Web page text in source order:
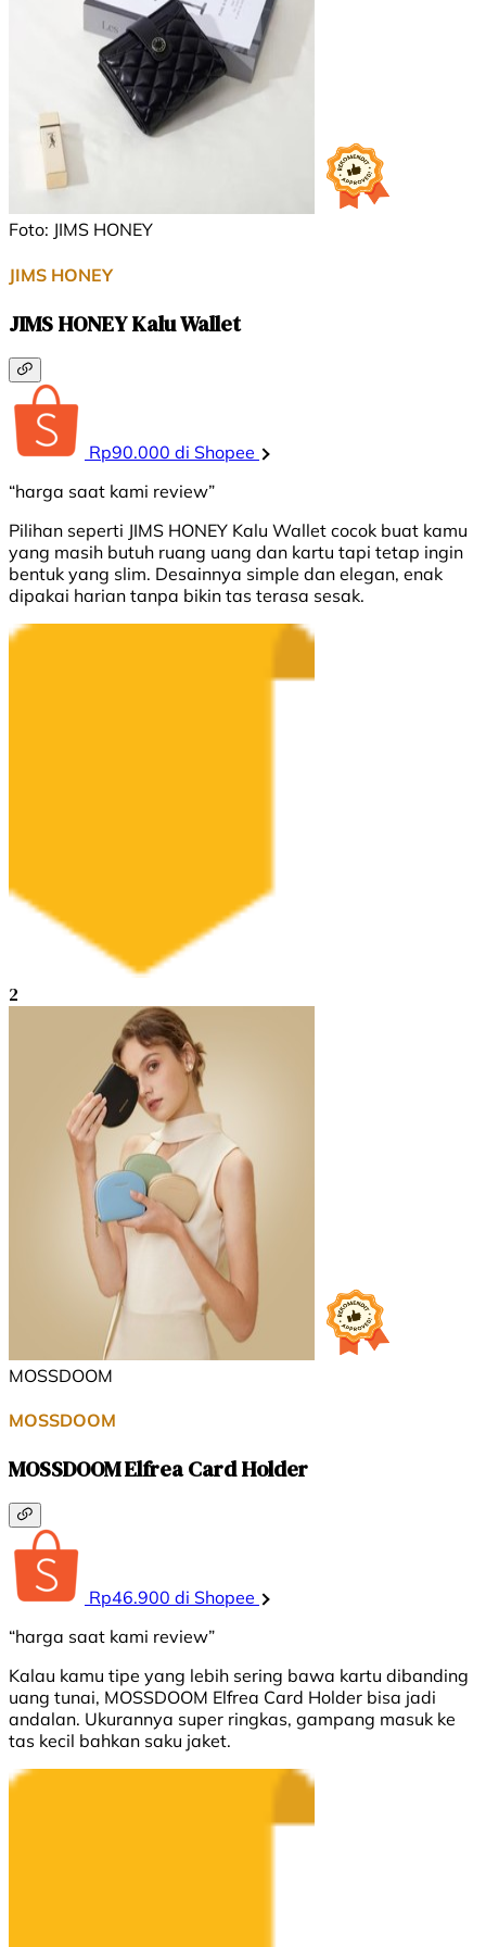
Foto: JIMS HONEY
JIMS HONEY
JIMS HONEY Kalu Wallet
Rp90.000 di Shopee
“harga saat kami review”
Pilihan seperti JIMS HONEY Kalu Wallet cocok buat kamu
yang masih butuh ruang uang dan kartu tapi tetap ingin
bentuk yang slim. Desainnya simple dan elegan, enak
dipakai harian tanpa bikin tas terasa sesak.
2
MOSSDOOM
MOSSDOOM
MOSSDOOM Elfrea Card Holder
Rp46.900 di Shopee
“harga saat kami review”
Kalau kamu tipe yang lebih sering bawa kartu dibanding
uang tunai, MOSSDOOM Elfrea Card Holder bisa jadi
andalan. Ukurannya super ringkas, gampang masuk ke
tas kecil bahkan saku jaket.